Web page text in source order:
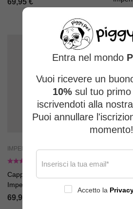
69,95 €
IMPERMEABILI E CAPPOTTINI
Cappottino Invernale
Impermeabile Pink Leopard
69,95
Entra nel mondo
Vuoi ricevere un
10% sul tuo
iscrivendoti alla
Puoi annullare
momento!
Accetto la